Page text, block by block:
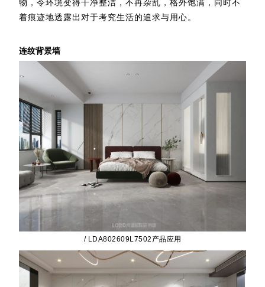
物，令环境变得干净整洁，不再杂乱，格外饱满，同时不
着痕迹地透露出对于考究生活的追求与用心。
连纹背景墙
/ LDA802609L7502产品应用